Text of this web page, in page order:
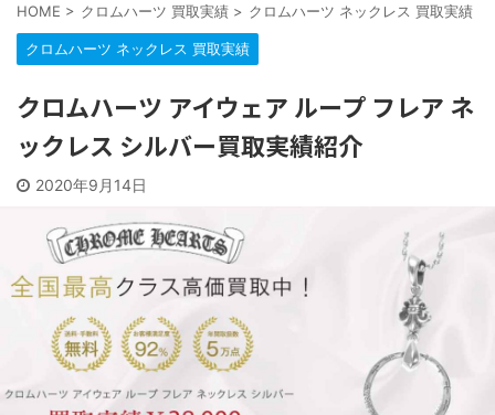
HOME > クロムハーツ 買取実績 > クロムハーツ ネックレス 買取実績
クロムハーツ ネックレス 買取実績
クロムハーツ アイウェア ループ フレア ネ
ックレス シルバー買取実績紹介
2020年9月14日